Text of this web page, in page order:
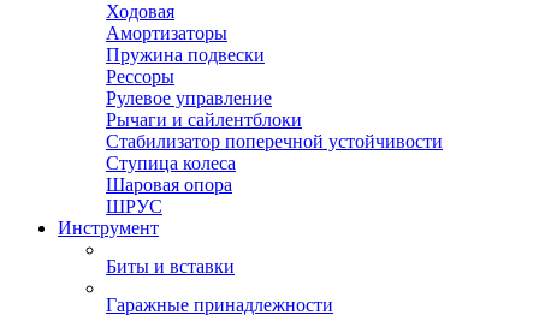
Ходовая
Амортизаторы
Пружина подвески
Рессоры
Рулевое управление
Рычаги и сайлентблоки
Стабилизатор поперечной устойчивости
Ступица колеса
Шаровая опора
ШРУС
Инструмент
Биты и вставки
Гаражные принадлежности